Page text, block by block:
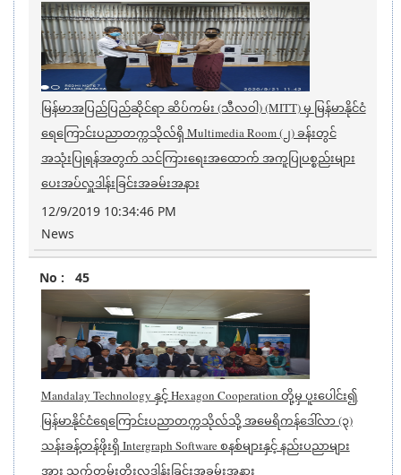
မြန်မာအပြည်ပြည်ဆိုင်ရာ ဆိပ်ကမ်း (သီလဝါ) (MITT) မှ မြန်မာနိုင်ငံ
ရေကြောင်းပညာတက္ကသိုလ်ရှိ Multimedia Room (၂) ခန်းတွင်
အသုံးပြုရန်အတွက် သင်ကြားရေးအထောက် အကူပြုပစ္စည်းများ
ပေးအပ်လှူဒါန်းခြင်းအခမ်းအနား
12/9/2019 10:34:46 PM
News
45
Mandalay Technology နှင့် Hexagon Cooperation တို့မှ ပူးပေါင်း၍
မြန်မာနိုင်ငံရေကြောင်းပညာတက္ကသိုလ်သို့ အမေရိကန်ဒေါ်လာ (၃)
သန်းခန့်တန်ဖိုးရှိ Intergraph Software စနစ်များနှင့် နည်းပညာများ
အား သက်တမ်းတိုးလှူဒါန်းခြင်းအခမ်းအနား